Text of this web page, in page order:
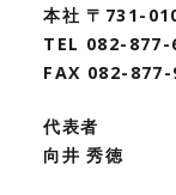
本社 〒731-
TEL 082-877-
FAX 082-877-
代表者
向井 秀徳